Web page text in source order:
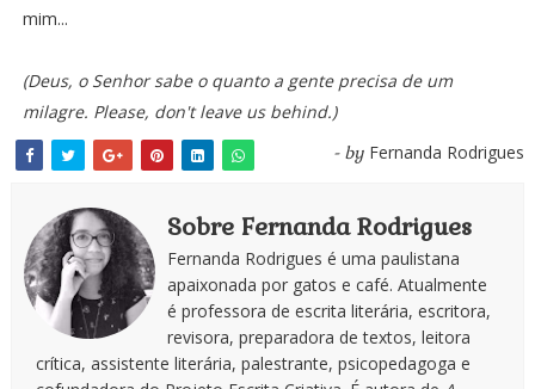
mim...
(Deus, o Senhor sabe o quanto a gente precisa de um
milagre. Please, don't leave us behind.)
- by Fernanda Rodrigues
Sobre Fernanda Rodrigues
Fernanda Rodrigues é uma paulistana
apaixonada por gatos e café. Atualmente
é professora de escrita literária, escritora,
revisora, preparadora de textos, leitora
crítica, assistente literária, palestrante, psicopedagoga e